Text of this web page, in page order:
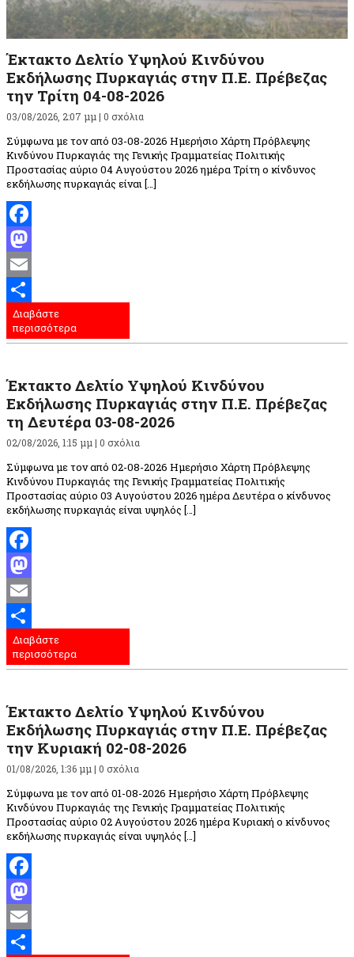
Έκτακτο Δελτίο Υψηλού Κινδύνου
Εκδήλωσης Πυρκαγιάς στην Π.Ε. Πρέβεζας
την Τρίτη 04-08-2026
03/08/2026, 2:07 μμ | 0 σχόλια
Σύμφωνα με τον από 03-08-2026 Ημερήσιο Χάρτη Πρόβλεψης
Κινδύνου Πυρκαγιάς της Γενικής Γραμματείας Πολιτικής
Προστασίας αύριο 04 Αυγούστου 2026 ημέρα Τρίτη ο κίνδυνος
εκδήλωσης πυρκαγιάς είναι […]
Facebook
Mastodon
Email
Μοιραστείτε
Διαβάστε
περισσότερα
Έκτακτο Δελτίο Υψηλού Κινδύνου
Εκδήλωσης Πυρκαγιάς στην Π.Ε. Πρέβεζας
τη Δευτέρα 03-08-2026
02/08/2026, 1:15 μμ | 0 σχόλια
Σύμφωνα με τον από 02-08-2026 Ημερήσιο Χάρτη Πρόβλεψης
Κινδύνου Πυρκαγιάς της Γενικής Γραμματείας Πολιτικής
Προστασίας αύριο 03 Αυγούστου 2026 ημέρα Δευτέρα ο κίνδυνος
εκδήλωσης πυρκαγιάς είναι υψηλός […]
Facebook
Mastodon
Email
Μοιραστείτε
Διαβάστε
περισσότερα
Έκτακτο Δελτίο Υψηλού Κινδύνου
Εκδήλωσης Πυρκαγιάς στην Π.Ε. Πρέβεζας
την Κυριακή 02-08-2026
01/08/2026, 1:36 μμ | 0 σχόλια
Σύμφωνα με τον από 01-08-2026 Ημερήσιο Χάρτη Πρόβλεψης
Κινδύνου Πυρκαγιάς της Γενικής Γραμματείας Πολιτικής
Προστασίας αύριο 02 Αυγούστου 2026 ημέρα Κυριακή ο κίνδυνος
εκδήλωσης πυρκαγιάς είναι υψηλός […]
Facebook
Mastodon
Email